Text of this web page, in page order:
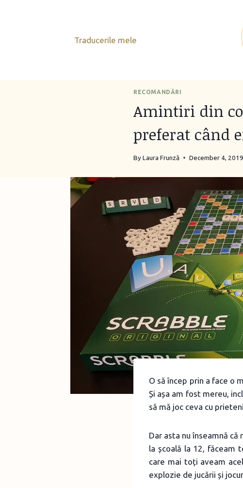
Traducerile mele
RECOMANDĂRI
Amintiri din
preferat când
ByLaura Frunză December 4, 2019
O să încep prin a face o
Și așa am fost mereu,
să mă joc ceva cu
Dar asta nu înseamnă
la școală la 12, făceam
care mai toți aveam
explozie de jucării și